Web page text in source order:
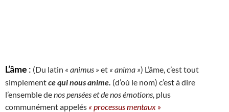
L’âme : (Du latin « animus » et « anima ») L’âme, c’est tout
simplementce qui nous anime. (d’où le nom) c’est à dire
l’ensemble denos pensées et de nos émotions, plus
communément appelés « processus mentaux »